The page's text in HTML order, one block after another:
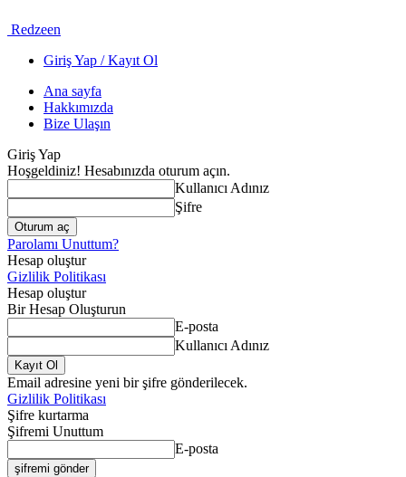
Redzeen
Giriş Yap / Kayıt Ol
Ana sayfa
Hakkımızda
Bize Ulaşın
Giriş Yap
Hoşgeldiniz! Hesabınızda oturum açın.
Kullanıcı Adınız
Şifre
Parolamı Unuttum?
Hesap oluştur
Gizlilik Politikası
Hesap oluştur
Bir Hesap Oluşturun
E-posta
Kullanıcı Adınız
Email adresine yeni bir şifre gönderilecek.
Gizlilik Politikası
Şifre kurtarma
Şifremi Unuttum
E-posta